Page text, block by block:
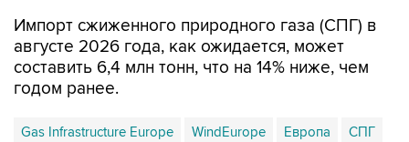
Импорт сжиженного природного газа (СПГ) в
августе 2026 года, как ожидается, может
составить 6,4 млн тонн, что на 14% ниже, чем
годом ранее.
Gas Infrastructure Europe WindEurope Европа СПГ